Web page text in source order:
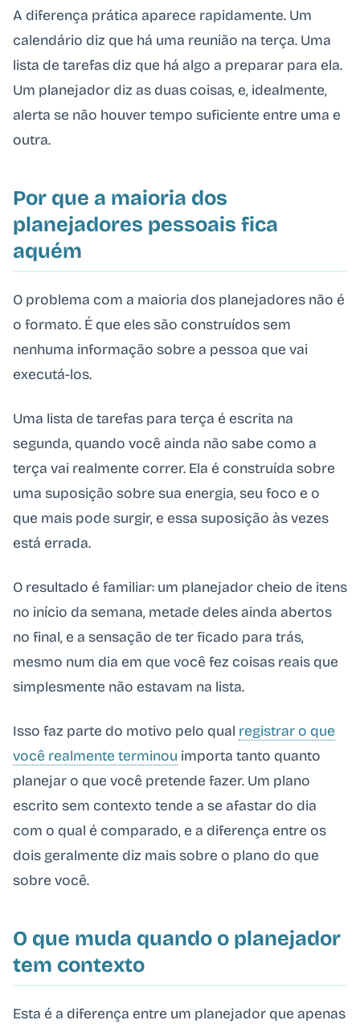
A diferença prática aparece rapidamente. Um
calendário diz que há uma reunião na terça. Uma
lista de tarefas diz que há algo a preparar para ela.
Um planejador diz as duas coisas, e, idealmente,
alerta se não houver tempo suficiente entre uma e
outra.
Por que a maioria dos
planejadores pessoais fica
aquém
O problema com a maioria dos planejadores não é
o formato. É que eles são construídos sem
nenhuma informação sobre a pessoa que vai
executá-los.
Uma lista de tarefas para terça é escrita na
segunda, quando você ainda não sabe como a
terça vai realmente correr. Ela é construída sobre
uma suposição sobre sua energia, seu foco e o
que mais pode surgir, e essa suposição às vezes
está errada.
O resultado é familiar: um planejador cheio de itens
no início da semana, metade deles ainda abertos
no final, e a sensação de ter ficado para trás,
mesmo num dia em que você fez coisas reais que
simplesmente não estavam na lista.
Isso faz parte do motivo pelo qual registrar o que
você realmente terminou importa tanto quanto
planejar o que você pretende fazer. Um plano
escrito sem contexto tende a se afastar do dia
com o qual é comparado, e a diferença entre os
dois geralmente diz mais sobre o plano do que
sobre você.
O que muda quando o planejador
tem contexto
Esta é a diferença entre um planejador que apenas